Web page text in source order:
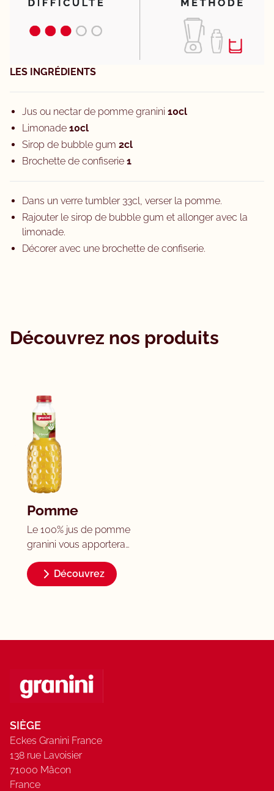
LES INGRÉDIENTS
Jus ou nectar de pomme granini 10cl
Limonade 10cl
Sirop de bubble gum 2cl
Brochette de confiserie 1
Dans un verre tumbler 33cl, verser la pomme.
Rajouter le sirop de bubble gum et allonger avec la
limonade.
Décorer avec une brochette de confiserie.
Découvrez nos produits
Pomme
Le 100% jus de pomme
granini vous apportera
toutes ses vertus
rafraîchissantes et
désaltérantes. Nous
harmonie. Pour le
meilleur de la pomme!
Jus pomme à base de
jus concentré. Teneur en
fruits: 100%.
Découvrez
SIÈGE
Eckes Granini France
138 rue Lavoisier
71000 Mâcon
France